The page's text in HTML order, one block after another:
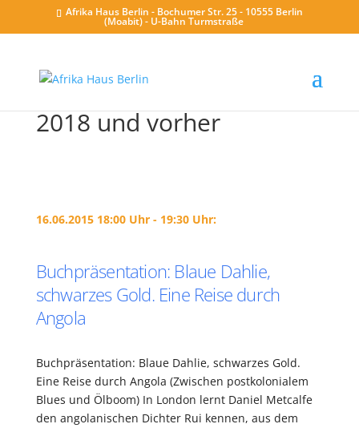
Afrika Haus Berlin - Bochumer Str. 25 - 10555 Berlin
(Moabit) - U-Bahn Turmstraße
2018 und vorher
16.06.2015 18:00 Uhr - 19:30 Uhr:
Buchpräsentation: Blaue Dahlie,
schwarzes Gold. Eine Reise durch
Angola
Buchpräsentation: Blaue Dahlie, schwarzes Gold.
Eine Reise durch Angola (Zwischen postkolonialem
Blues und Ölboom) In London lernt Daniel Metcalfe
den angolanischen Dichter Rui kennen, aus dem